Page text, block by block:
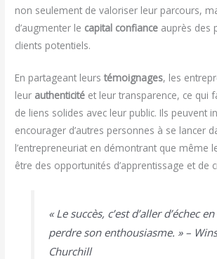
non seulement de valoriser leur parcours,
d’augmenter le capital confiance auprès des
clients potentiels.
En partageant leurstémoignages, les
leur authenticité et leur transparence, ce qui
de liens solides avec leur public. Ils peuvent
encourager d’autres personnes à se lancer
l’entrepreneuriat en démontrant que même
être des opportunités d’apprentissage et de
« Le succès, c’est d’aller d’échec
perdre son enthousiasme. » –
Churchill